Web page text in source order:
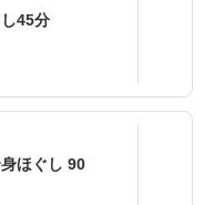
45分
ほぐし 90